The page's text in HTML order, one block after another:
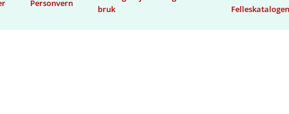
Personvern
bruk
Felleskatalogen